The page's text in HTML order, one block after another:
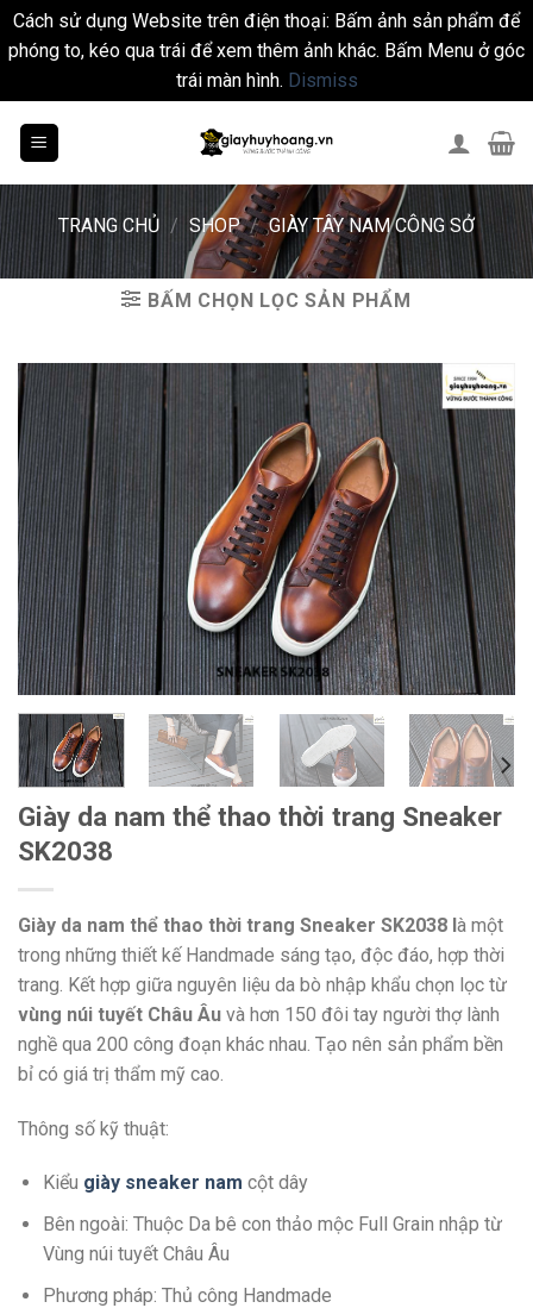
Cách sử dụng Website trên điện thoại: Bấm ảnh sản phẩm để
phóng to, kéo qua trái để xem thêm ảnh khác. Bấm Menu ở góc
trái màn hình. Dismiss
TRANG CHỦ / SHOP / GIÀY TÂY NAM CÔNG SỞ
BẤM CHỌN LỌC SẢN PHẨM
Giày da nam thể thao thời trang Sneaker
SK2038
Giày da nam thể thao thời trang Sneaker SK2038 là một
trong những thiết kế Handmade sáng tạo, độc đáo, hợp thời
trang. Kết hợp giữa nguyên liệu da bò nhập khẩu chọn lọc từ
vùng núi tuyết Châu Âu và hơn 150 đôi tay người thợ lành
nghề qua 200 công đoạn khác nhau. Tạo nên sản phẩm bền
bỉ có giá trị thẩm mỹ cao.
Thông số kỹ thuật:
Kiểu giày sneaker nam cột dây
Bên ngoài: Thuộc Da bê con thảo mộc Full Grain nhập từ
Vùng núi tuyết Châu Âu
Phương pháp: Thủ công Handmade